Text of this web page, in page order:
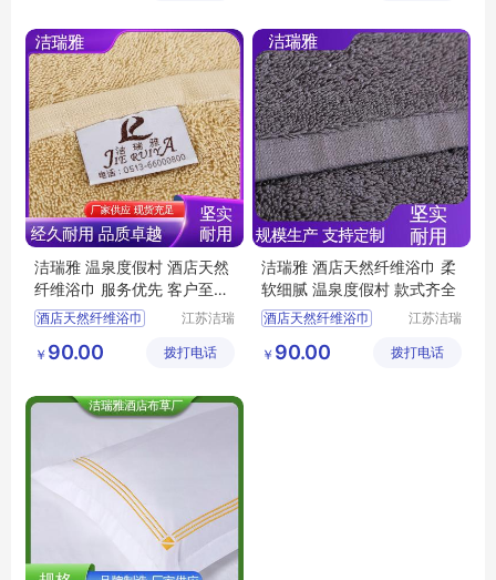
洁瑞雅 温泉度假村 酒店天然
纤维浴巾 服务优先 客户至上
吸水柔软
酒店天然纤维浴巾
民宿布草 宾馆浴巾
江苏洁瑞
有限公司
￥ 90.00 拨打电话
洁瑞雅 酒店天然纤维浴巾 柔
软细腻 温泉度假村 款式齐全
酒店天然纤维浴巾
客房布草 酒店浴巾
江苏洁瑞
有限公司
￥ 90.00 拨打电话